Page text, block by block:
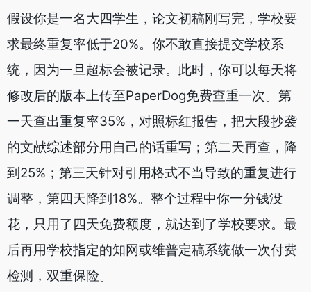
假设你是一名大四学生，论文初稿刚写完，学校要
求最终重复率低于20%。你不敢直接提交学校系
统，因为一旦超标会被记录。此时，你可以每天将
修改后的版本上传至PaperDog免费查重一次。第
一天查出重复率35%，对照标红报告，把大段抄袭
的文献综述部分用自己的话重写；第二天再查，降
到25%；第三天针对引用格式不当导致的重复进行
调整，第四天降到18%。整个过程中你一分钱没
花，只用了四天免费额度，就达到了学校要求。最
后再用学校指定的知网或维普定稿系统做一次付费
检测，双重保险。